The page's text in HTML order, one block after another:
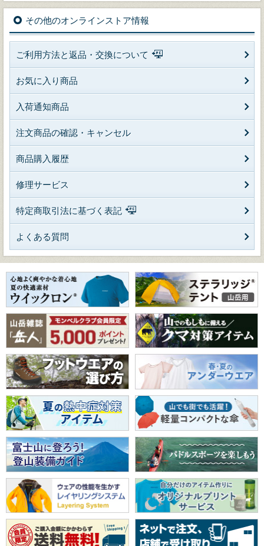
その他のオンラインストア情報
ご利用方法と返品・交換について
お気に入り商品
入荷通知商品
注文商品の確認・キャンセル
商品購入履歴
修理サービス
特定商取引法に基づく表記
よくある質問